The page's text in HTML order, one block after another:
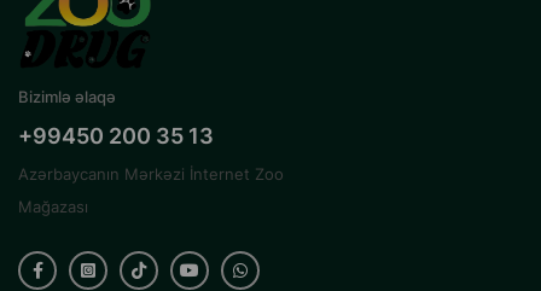
Bizimlə əlaqə
+99450 200 35 13
Azərbaycanın Mərkəzi İnternet Zoo
Mağazası